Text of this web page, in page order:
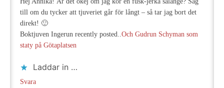
till om du tycker att tjuveriet går för långt – så tar jag bort det
direkt! 🙂
Boktjuven Ingerun recently posted..Och Gudrun Schyman som
staty på Götaplatsen
Laddar in …
Svara